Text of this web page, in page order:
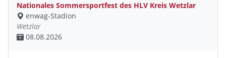
Nationales Sommersportfest des HLV Kreis Wetzlar
enwag-Stadion
Wetzlar
08.08.2026